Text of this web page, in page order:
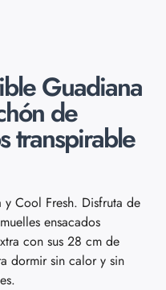
Guadiana
de
transpirable
Cool Fresh. Disfruta de
ensacados
con sus 28 cm de
dormir sin calor y sin